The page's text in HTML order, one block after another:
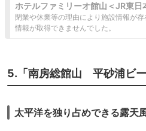
ホテルファミリーオ館山＜JR東日
閉業や休業等の理由により施設情報が
情報が取得できませんでした。
5.「南房総館山 平砂浦ビー
太平洋を独り占めできる露天